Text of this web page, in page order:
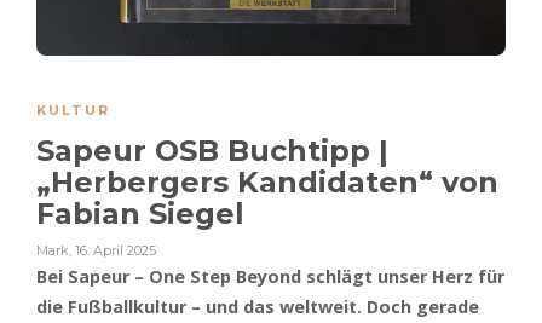
KULTUR
Sapeur OSB Buchtipp |
„Herbergers Kandidaten“ von
Fabian Siegel
Mark 16. April 2025
Bei Sapeur – One Step Beyond schlägt unser Herz für
die Fußballkultur – und das weltweit. Doch gerade